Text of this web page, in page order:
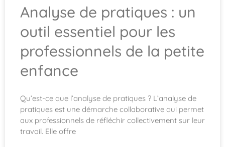
Analyse de pratiques : un
outil essentiel pour les
professionnels de la petite
enfance
Qu’est-ce que l’analyse de pratiques ? L’analyse de
pratiques est une démarche collaborative qui permet
aux professionnels de réfléchir collectivement sur leur
travail. Elle offre